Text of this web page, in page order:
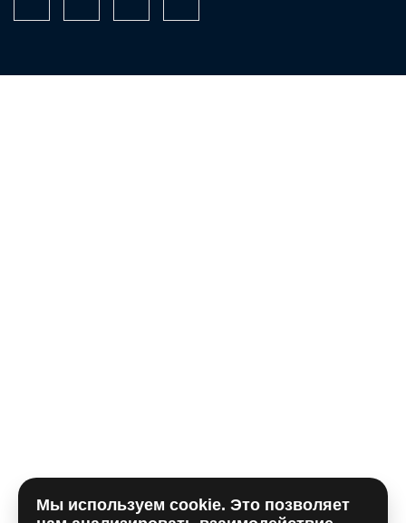
Отправляя форму, вы принимаете политику
Мы используем cookie. Это позволяет